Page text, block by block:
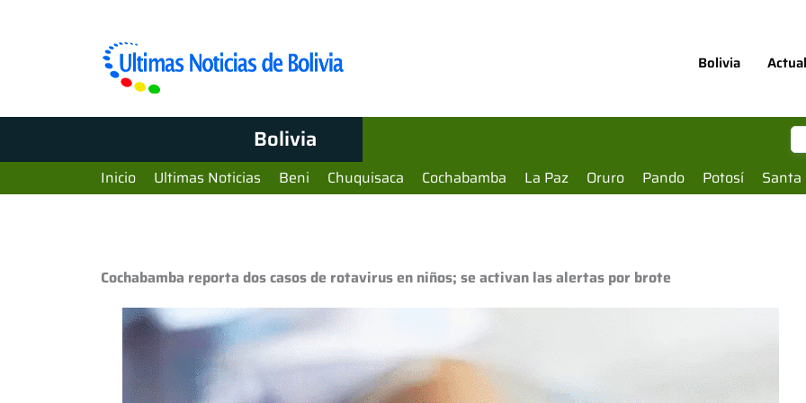
Bolivia
Bolivia
Inicio Ultimas Noticias Beni Chuquisaca Cochabamba La Paz Oruro Pando Potosí Santa
Cochabamba reporta dos casos de rotavirus en niños; se activan las alertas por brote